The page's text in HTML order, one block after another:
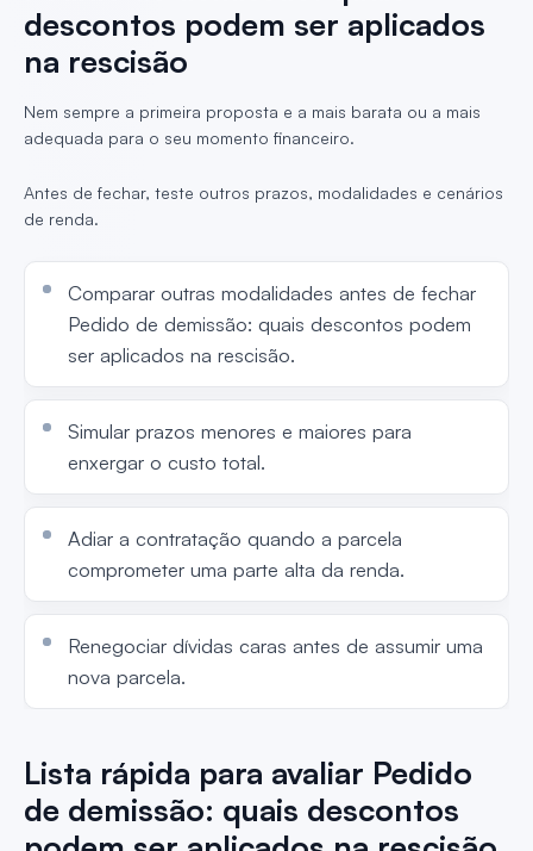
descontos podem ser aplicados
na rescisão
Nem sempre a primeira proposta e a mais barata ou a mais
adequada para o seu momento financeiro.
Antes de fechar, teste outros prazos, modalidades e cenários
de renda.
Comparar outras modalidades antes de fechar
Pedido de demissão: quais descontos podem
ser aplicados na rescisão.
Simular prazos menores e maiores para
enxergar o custo total.
Adiar a contratação quando a parcela
comprometer uma parte alta da renda.
Renegociar dívidas caras antes de assumir uma
nova parcela.
Lista rápida para avaliar Pedido
de demissão: quais descontos